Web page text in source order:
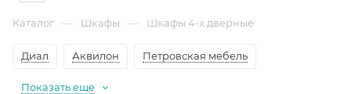
Каталог — Шкафы — Шкафы 4-х дверные
Диал Аквилон Петровская мебель
Показать еще